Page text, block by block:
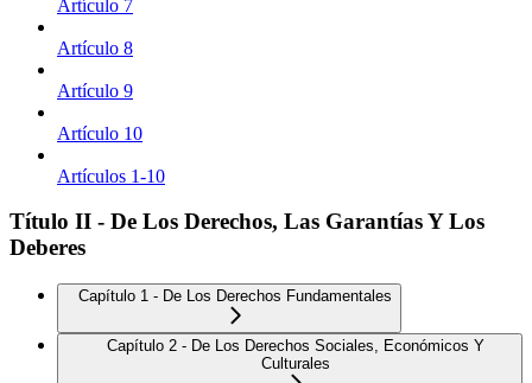
Artículo 7
Artículo 8
Artículo 9
Artículo 10
Artículos 1-10
Título II - De Los Derechos, Las Garantías Y Los
Deberes
Capítulo 1 - De Los Derechos Fundamentales
Capítulo 2 - De Los Derechos Sociales, Económicos Y
Culturales